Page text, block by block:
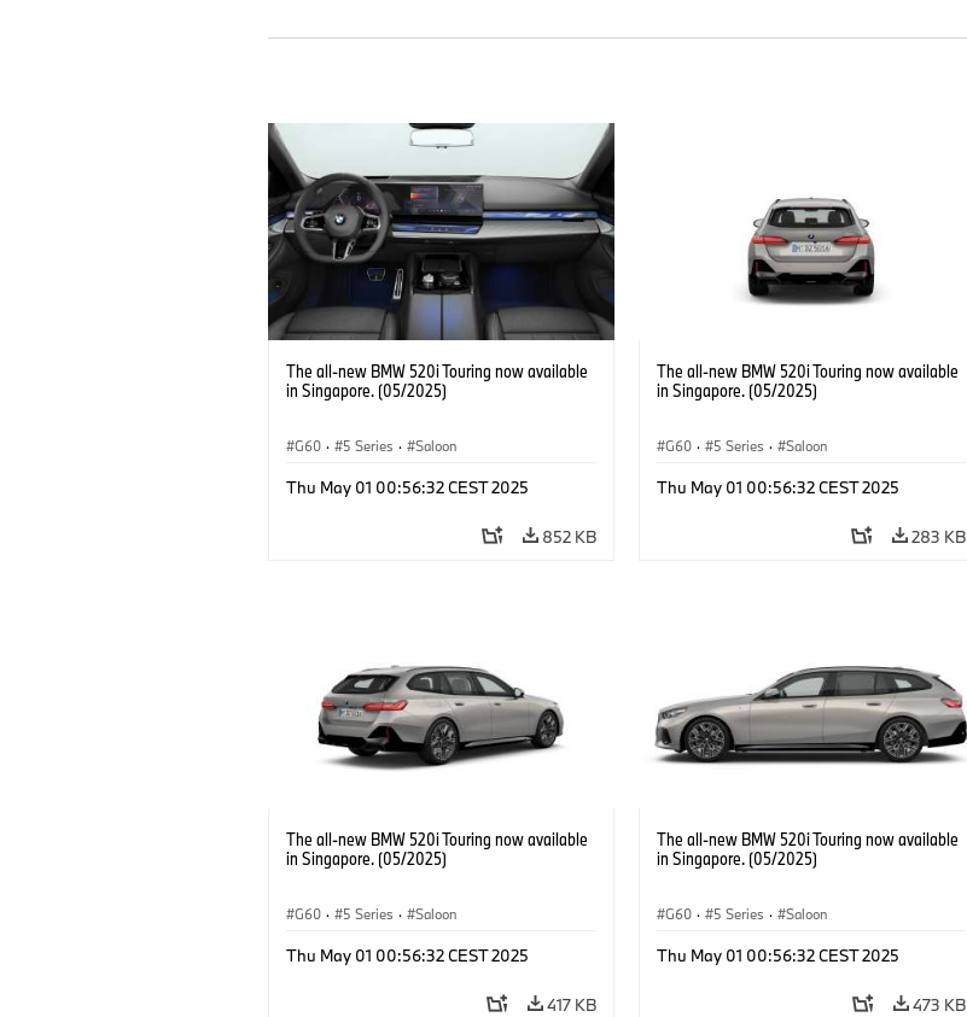
The all-new BMW 520i Touring now available
in Singapore. (05/2025)
G60 · 5 Series · Saloon
Thu May 01 00:56:32 CEST 2025
852 KB
The all-new BMW 520i Touring now available
in Singapore. (05/2025)
G60 · 5 Series · Saloon
Thu May 01 00:56:32 CEST 2025
283 KB
The all-new BMW 520i Touring now available
in Singapore. (05/2025)
G60 · 5 Series · Saloon
Thu May 01 00:56:32 CEST 2025
417 KB
The all-new BMW 520i Touring now available
in Singapore. (05/2025)
G60 · 5 Series · Saloon
Thu May 01 00:56:32 CEST 2025
473 KB